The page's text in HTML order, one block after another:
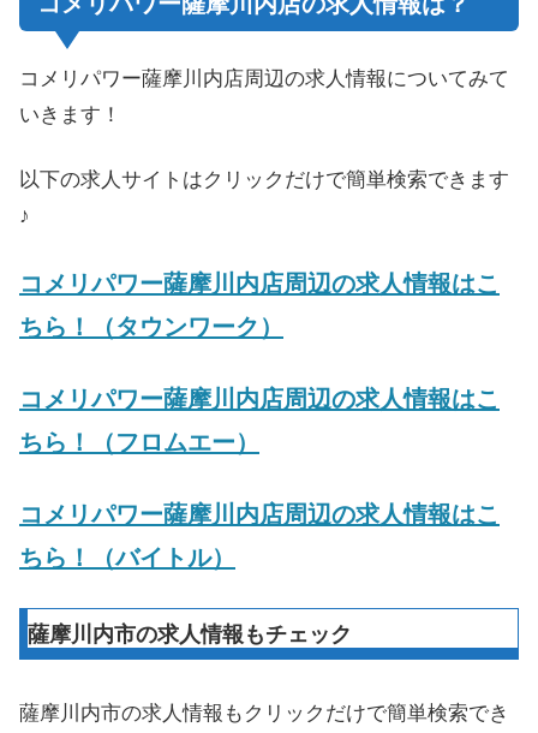
コメリパワー薩摩川内店周辺の求人情報についてみて
いきます！
以下の求人サイトはクリックだけで簡単検索できます
♪
コメリパワー薩摩川内店周辺の求人情報はこ
ちら！（タウンワーク）
コメリパワー薩摩川内店周辺の求人情報はこ
ちら！（フロムエー）
コメリパワー薩摩川内店周辺の求人情報はこ
ちら！（バイトル）
薩摩川内市の求人情報もチェック
薩摩川内市の求人情報もクリックだけで簡単検索でき